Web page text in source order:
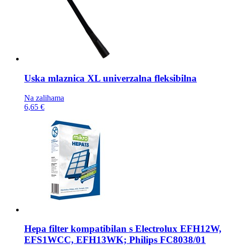
Uska mlaznica XL univerzalna fleksibilna
Na zalihama
6,65 €
Hepa filter kompatibilan s Electrolux EFH12W,
EFS1WCC, EFH13WK; Philips FC8038/01